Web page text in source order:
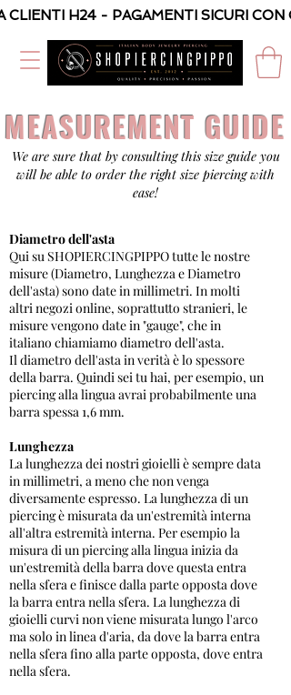
H24 - PAGAMENTI SICURI
MEASUREMENT GUIDE
We are sure that by consulting this size guide you
will be able to order the right size piercing with
ease!
Diametro dell'asta
Qui su SHOPIERCINGPIPPO tutte le nostre
misure (Diametro, Lunghezza e Diametro
dell'asta) sono date in millimetri. In molti
altri negozi online, soprattutto stranieri, le
misure vengono date in "gauge", che in
italiano chiamiamo diametro dell'asta.
Il diametro dell'asta in verità è lo spessore
della barra. Quindi sei tu hai, per esempio, un
piercing alla lingua avrai probabilmente una
barra spessa 1,6 mm.
Lunghezza
La lunghezza dei nostri gioielli è sempre data
in millimetri, a meno che non venga
diversamente espresso. La lunghezza di un
piercing è misurata da un'estremità interna
all'altra estremità interna. Per esempio la
misura di un piercing alla lingua inizia da
un'estremità della barra dove questa entra
nella sfera e finisce dalla parte opposta dove
la barra entra nella sfera. La lunghezza di
gioielli curvi non viene misurata lungo l'arco
ma solo in linea d'aria, da dove la barra entra
nella sfera fino alla parte opposta, dove entra
nella sfera.